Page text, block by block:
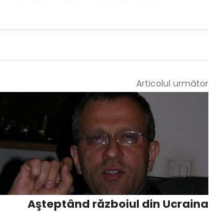
Articolul următor
Aşteptând războiul din Ucraina